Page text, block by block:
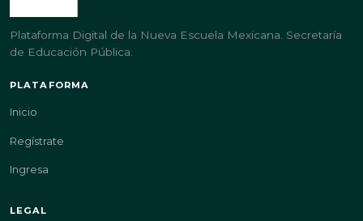
Plataforma Digital de la Nueva Escuela Mexicana. Secretaría
de Educación Pública.
PLATAFORMA
Inicio
Regístrate
Ingresa
LEGAL